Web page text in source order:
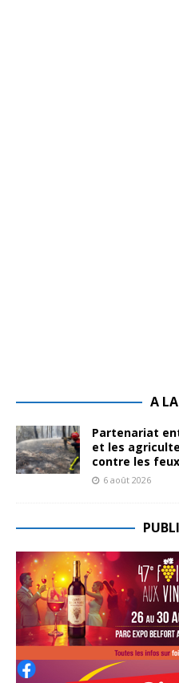
A
Partenariat
et les
contre les
6 août 2026